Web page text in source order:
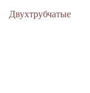
Двухтрубчатые